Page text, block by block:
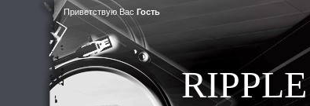
Приветствую Вас Гость
RIPPLE